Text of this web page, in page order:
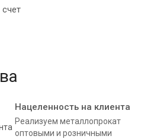
Нацеленность на клиента
Реализуем металлопрокат
оптовыми и розничными